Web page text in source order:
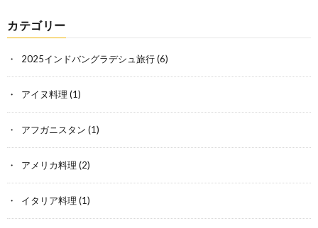
カテゴリー
2025インドバングラデシュ旅行(6)
アイヌ料理 (1)
アフガニスタン (1)
アメリカ料理 (2)
イタリア料理 (1)